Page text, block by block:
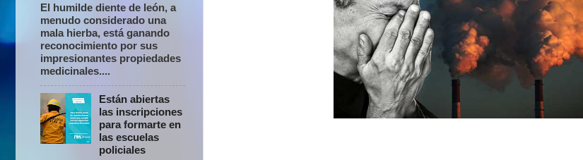
El humilde diente de león, a
menudo considerado una
mala hierba, está ganando
reconocimiento por sus
impresionantes propiedades
medicinales....
Están abiertas
las inscripciones
para formarte en
las escuelas
policiales